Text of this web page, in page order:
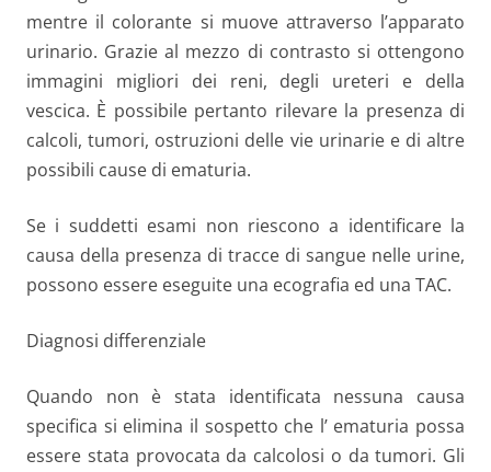
mentre il colorante si muove attraverso l’apparato
urinario. Grazie al mezzo di contrasto si ottengono
immagini migliori dei reni, degli ureteri e della
vescica. È possibile pertanto rilevare la presenza di
calcoli, tumori, ostruzioni delle vie urinarie e di altre
possibili cause di ematuria.
Se i suddetti esami non riescono a identificare la
causa della presenza di tracce di sangue nelle urine,
possono essere eseguite una ecografia ed una TAC.
Diagnosi differenziale
Quando non è stata identificata nessuna causa
specifica si elimina il sospetto che l’ ematuria possa
essere stata provocata da calcolosi o da tumori. Gli